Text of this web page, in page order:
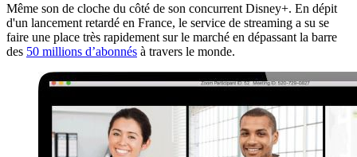
Même son de cloche du côté de son concurrent Disney+. En dépit
d'un lancement retardé en France, le service de streaming a su se
faire une place très rapidement sur le marché en dépassant la barre
des 50 millions d’abonnés à travers le monde.